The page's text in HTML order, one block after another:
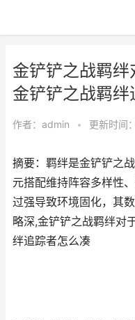
金铲铲之战羁
金铲铲之战羁
作者： admin • 更新时间
摘要：羁绊是金铲铲之
元搭配维持阵容多样性
过强导致环境固化，其
略深,金铲铲之战羁绊对
绊追踪者怎么凑